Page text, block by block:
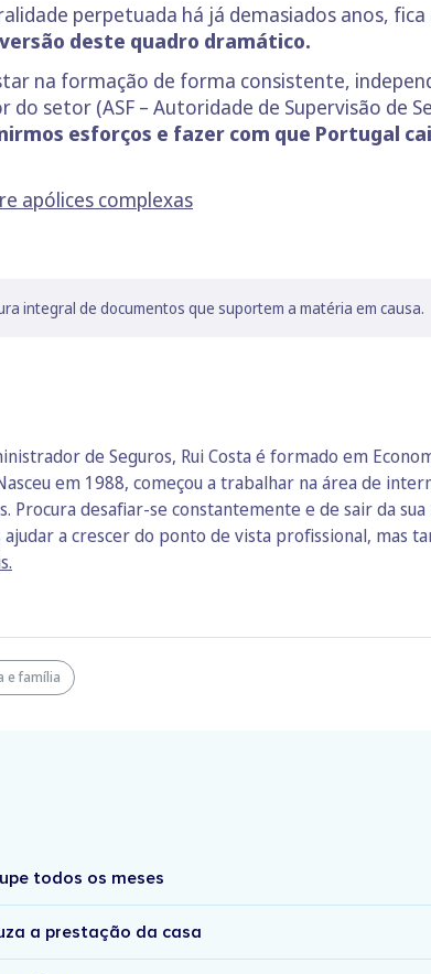
perpetuada há já demasiados anos, fica
deste quadro dramático.
na formação de forma consistente,
setor (ASF – Autoridade de Supervisão de
esforços e fazer com que Portugal
apólices complexas
integral de documentos que suportem a matéria em causa.
de Seguros, Rui Costa é formado em
em 1988, começou a trabalhar na área de
Procura desafiar-se constantemente e de sair da
a crescer do ponto de vista profissional, mas
e família
todos os meses
a prestação da casa